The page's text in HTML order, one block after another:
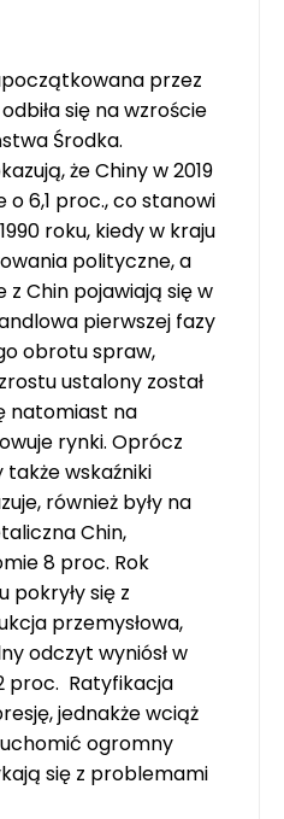
przez
się na wzroście
Środka.
że Chiny w 2019
o 6,1 proc., co stanowi
roku, kiedy w kraju
polityczne, a
z Chin pojawiają się w
pierwszej fazy
obrotu spraw,
ustalony został
natomiast na
rynki. Oprócz
wskaźniki
również były na
Chin,
8 proc. Rok
pokryły się z
przemysłowa,
odczyt wyniósł w
proc. Ratyfikacja
jednakże wciąż
ogromny
się z problemami